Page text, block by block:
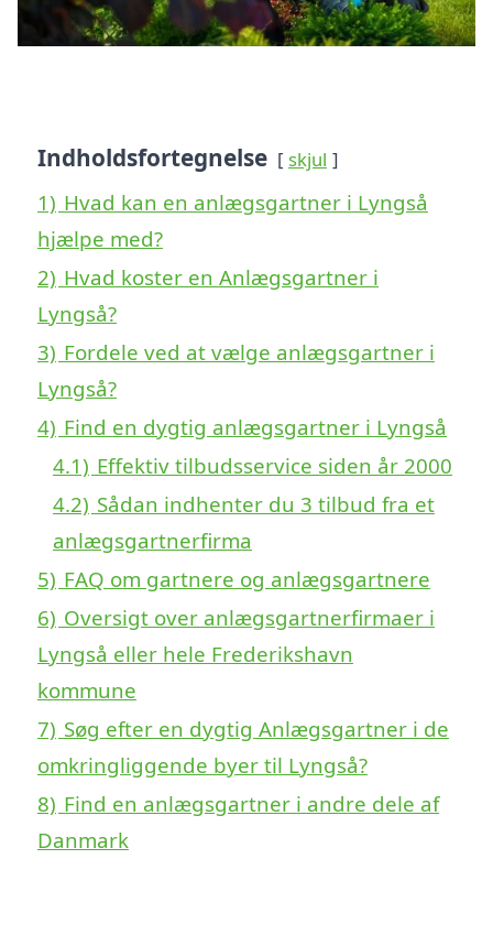
Indholdsfortegnelse skjul
1) Hvad kan en anlægsgartner i Lyngså
hjælpe med?
2) Hvad koster en Anlægsgartner i
Lyngså?
3) Fordele ved at vælge anlægsgartner i
Lyngså?
4) Find en dygtig anlægsgartner i Lyngså
4.1) Effektiv tilbudsservice siden år 2000
4.2) Sådan indhenter du 3 tilbud fra et
anlægsgartnerfirma
5) FAQ om gartnere og anlægsgartnere
6) Oversigt over anlægsgartnerfirmaer i
Lyngså eller hele Frederikshavn
kommune
7) Søg efter en dygtig Anlægsgartner i de
omkringliggende byer til Lyngså?
8) Find en anlægsgartner i andre dele af
Danmark